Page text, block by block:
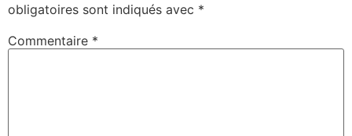
obligatoires sont indiqués avec *
Commentaire *